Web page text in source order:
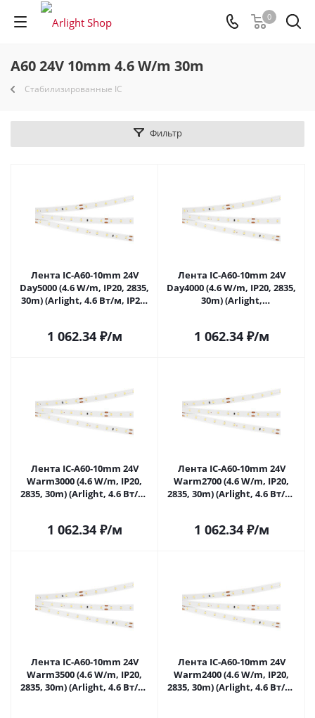
0
A60 24V 10mm 4.6 W/m 30m
Стабилизированные IC
Фильтр
Лента IC-A60-10mm 24V
Day5000 (4.6 W/m, IP20, 2835,
30m) (Arlight, 4.6 Вт/м, IP20)
1 062.34₽/м
Лента IC-A60-10mm 24V
Day4000 (4.6 W/m, IP20, 2835,
30m) (Arlight,
1 062.34₽/м
Лента IC-A60-10mm 24V
Warm3000 (4.6 W/m, IP20,
2835, 30m) (Arlight, 4.6 Вт/м,
1 062.34₽/м
Лента IC-A60-10mm 24V
Warm2700 (4.6 W/m, IP20,
2835, 30m) (Arlight, 4.6 Вт/м,
1 062.34₽/м
Лента IC-A60-10mm 24V
Warm3500 (4.6 W/m, IP20,
2835, 30m) (Arlight, 4.6 Вт/м,
Лента IC-A60-10mm 24V
Warm2400 (4.6 W/m, IP20,
2835, 30m) (Arlight, 4.6 Вт/м,